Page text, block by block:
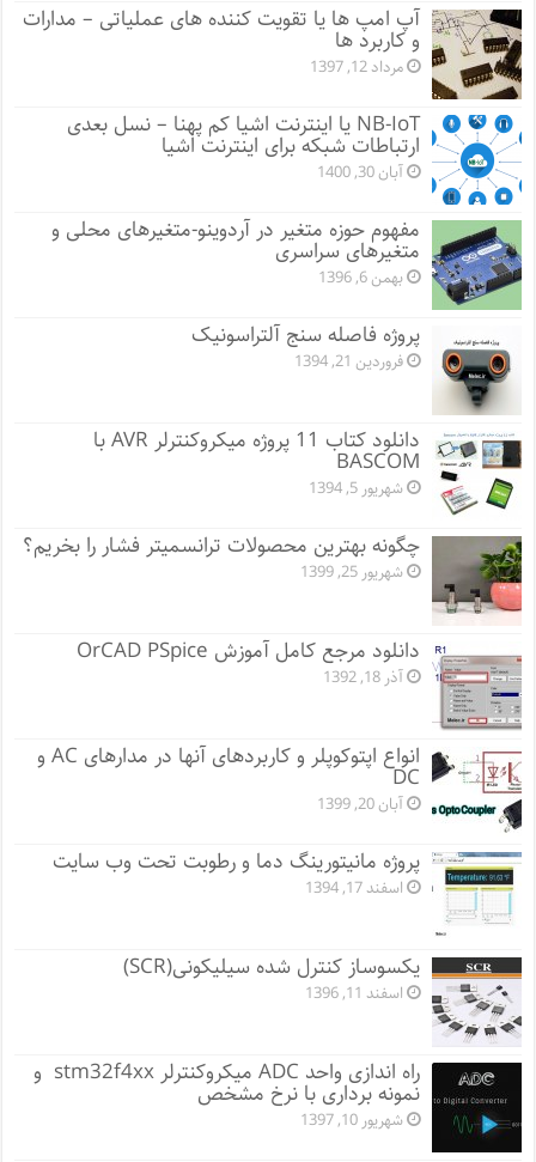
آپ امپ ها یا تقویت کننده های عملیاتی – مدارات
و کاربرد ها
مرداد 12, 1397
NB-IoT یا اینترنت اشیا کم پهنا – نسل بعدی
ارتباطات شبکه برای اینترنت اشیا
آبان 30, 1400
مفهوم حوزه متغیر در آردوینو-متغیرهای محلی و
متغیرهای سراسری
بهمن 6, 1396
پروژه فاصله سنج آلتراسونیک
فروردین 21, 1394
دانلود کتاب 11 پروژه میکروکنترلر AVR با
BASCOM
شهریور 5, 1394
چگونه بهترین محصولات ترانسمیتر فشار را بخریم؟
شهریور 25, 1399
دانلود مرجع کامل آموزش OrCAD PSpice
آذر 18, 1392
انواع اپتوکوپلر و کاربردهای آنها در مدارهای AC و
DC
آبان 20, 1399
پروژه مانيتورينگ دما و رطوبت تحت وب سایت
اسفند 17, 1394
یکسوساز کنترل شده سیلیکونی(SCR)
اسفند 11, 1396
راه اندازی واحد ADC میکروکنترلر stm32f4xx و
نمونه برداری با نرخ مشخص
شهریور 10, 1397